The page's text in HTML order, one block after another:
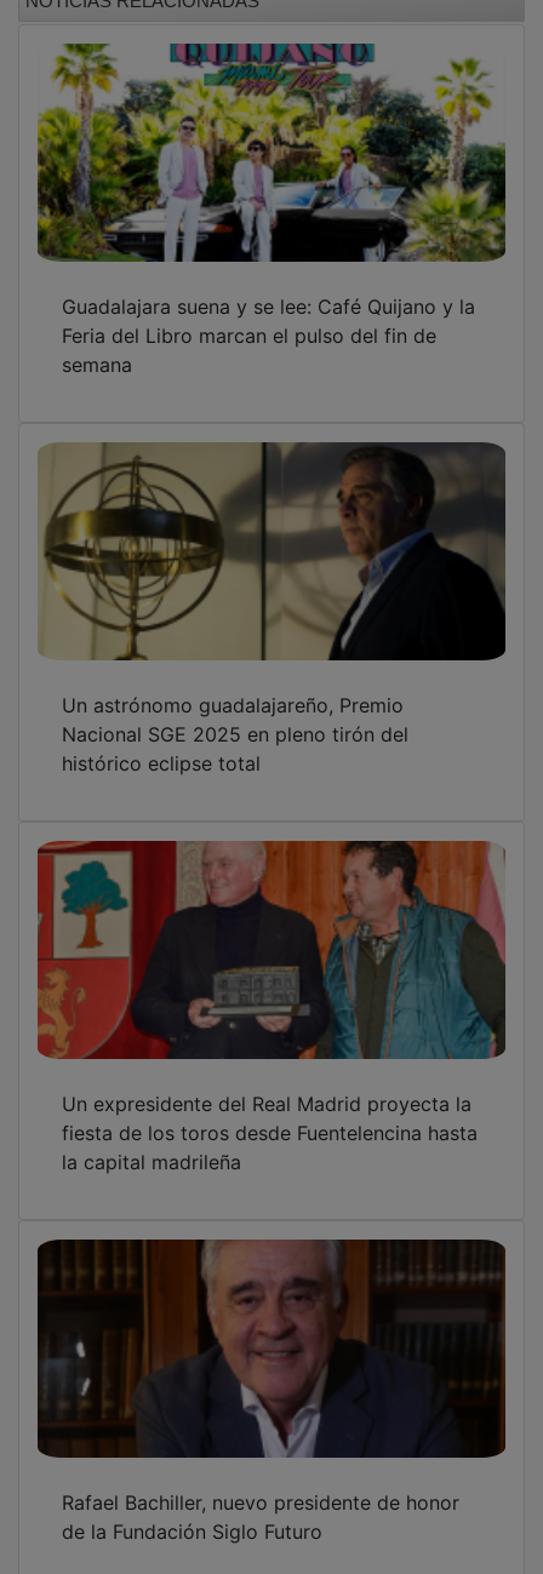
Guadalajara suena y se lee: Café Quijano y la
Feria del Libro marcan el pulso del fin de
semana
Un astrónomo guadalajareño, Premio
Nacional SGE 2025 en pleno tirón del
histórico eclipse total
Un expresidente del Real Madrid proyecta la
fiesta de los toros desde Fuentelencina hasta
la capital madrileña
Rafael Bachiller, nuevo presidente de honor
de la Fundación Siglo Futuro